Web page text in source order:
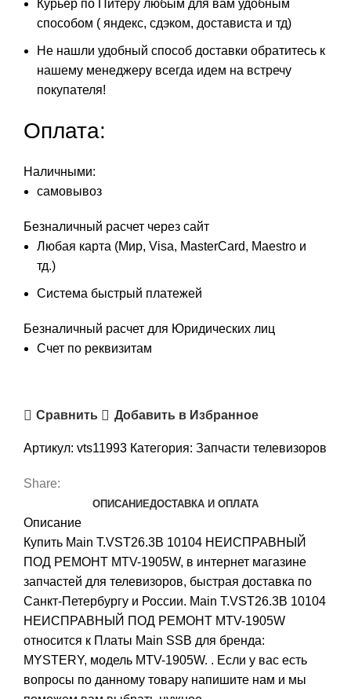
Курьер по Питеру любым для вам удобным
способом ( яндекс, сдэком, достависта и тд)
Не нашли удобный способ доставки обратитесь к
нашему менеджеру всегда идем на встречу
покупателя!
Оплата:
Наличными:
самовывоз
Безналичный расчет через сайт
Любая карта (Мир, Visa, MasterCard, Maestro и
тд.)
Система быстрый платежей
Безналичный расчет для Юридических лиц
Счет по реквизитам
Сравнить Добавить в Избранное
Артикул: vts11993 Категория: Запчасти телевизоров
Share:
ОПИСАНИЕДОСТАВКА И ОПЛАТА
Описание
Купить Main T.VST26.3B 10104 НЕИСПРАВНЫЙ
ПОД РЕМОНТ MTV-1905W, в интернет магазине
запчастей для телевизоров, быстрая доставка по
Санкт-Петербургу и России. Main T.VST26.3B 10104
НЕИСПРАВНЫЙ ПОД РЕМОНТ MTV-1905W
относится к Платы Main SSB для бренда:
MYSTERY, модель MTV-1905W. . Если у вас есть
вопросы по данному товару напишите нам и мы